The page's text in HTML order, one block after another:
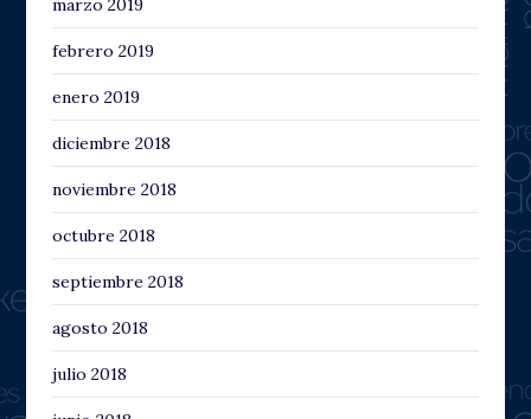
marzo 2019
febrero 2019
enero 2019
diciembre 2018
noviembre 2018
octubre 2018
septiembre 2018
agosto 2018
julio 2018